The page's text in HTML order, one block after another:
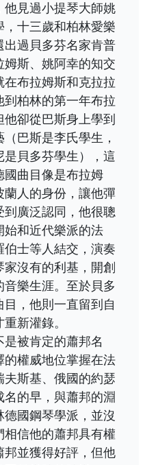
他見過小提琴大師姚
十三歲和柏林愛樂
過貝多芬名家肯普
斯、姚阿幸的知交
布拉姆斯和克拉拉
柏林的第一年布拉
卻從巴斯身上學到
巴斯是李氏學生，
貝多芬學生），這
國曲目像是布拉姆
人的身份，讓他彈
廣泛認同，他很聰
始和近代樂派的法
士等人結交，演奏
沒有的利基，開創
樂生涯。至於貝多
，他則一直留到自
新灌錄。
被肯定的蕭邦名
的權威地位掌握在法
夫斯基、俄國的約瑟
的早，與蕭邦的淵
國鋼琴學派，並沒
信他的蕭邦具有權
邦並獲得好評，但他